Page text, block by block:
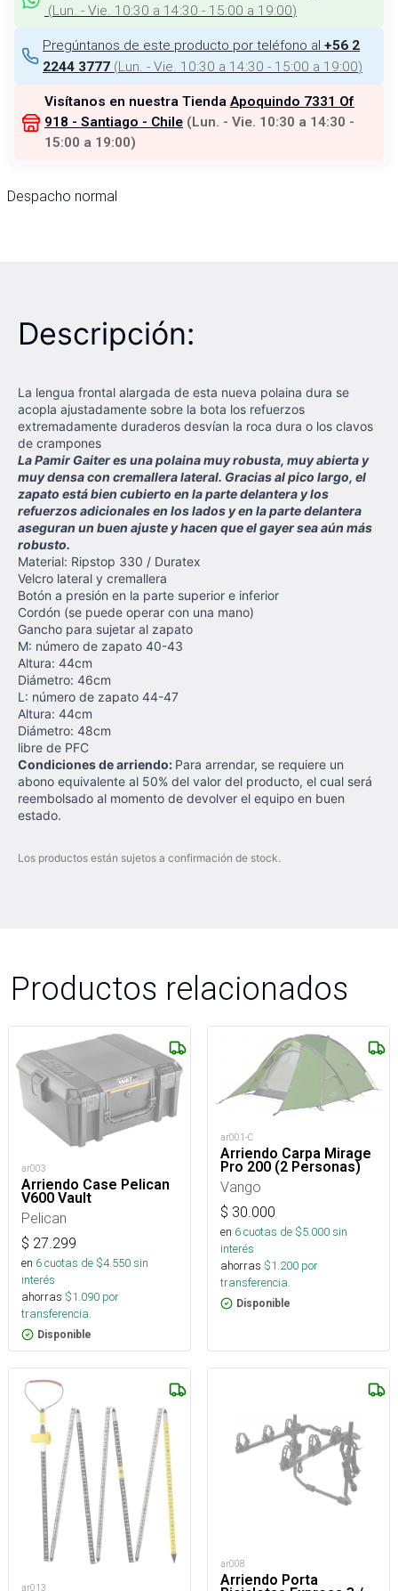
(Lun. - Vie. 10:30 a 14:30 - 15:00 a 19:00)
Pregúntanos de este producto por teléfono al +56 2
2244 3777 (Lun. - Vie. 10:30 a 14:30 - 15:00 a 19:00)
Visítanos en nuestra Tienda Apoquindo 7331 Of
918 - Santiago - Chile (Lun. - Vie. 10:30 a 14:30 -
15:00 a 19:00)
Despacho normal
Descripción:
La lengua frontal alargada de esta nueva polaina dura se
acopla ajustadamente sobre la bota los refuerzos
extremadamente duraderos desvían la roca dura o los clavos
de crampones
La Pamir Gaiter es una polaina muy robusta, muy abierta y
muy densa con cremallera lateral. Gracias al pico largo, el
zapato está bien cubierto en la parte delantera y los
refuerzos adicionales en los lados y en la parte delantera
aseguran un buen ajuste y hacen que el gayer sea aún más
robusto.
Material: Ripstop 330 / Duratex
Velcro lateral y cremallera
Botón a presión en la parte superior e inferior
Cordón (se puede operar con una mano)
Gancho para sujetar al zapato
M: número de zapato 40-43
Altura: 44cm
Diámetro: 46cm
L: número de zapato 44-47
Altura: 44cm
Diámetro: 48cm
libre de PFC
Condiciones de arriendo: Para arrendar, se requiere un
abono equivalente al 50% del valor del producto, el cual será
reembolsado al momento de devolver el equipo en buen
estado.
Los productos están sujetos a confirmación de stock.
Productos relacionados
ar003
Arriendo Case Pelican
V600 Vault
Pelican
$ 27.299
en 6cuotas de $4.550sin
interés
ahorras $1.090 por
transferencia.
Disponible
ar001-C
Arriendo Carpa Mirage
Pro 200 (2 Personas)
Vango
$ 30.000
en 6cuotas de $5.000sin
interés
ahorras $1.200 por
transferencia.
Disponible
ar013
ar008
Arriendo Porta